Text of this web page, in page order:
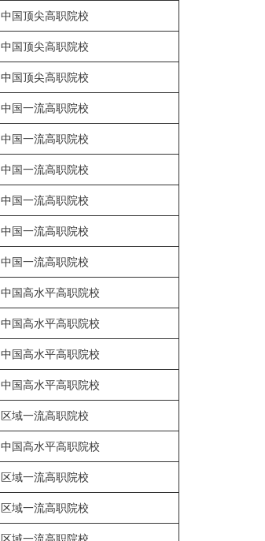
中国顶尖高职院校
中国顶尖高职院校
中国顶尖高职院校
中国一流高职院校
中国一流高职院校
中国一流高职院校
中国一流高职院校
中国一流高职院校
中国一流高职院校
中国高水平高职院校
中国高水平高职院校
中国高水平高职院校
中国高水平高职院校
区域一流高职院校
中国高水平高职院校
区域一流高职院校
区域一流高职院校